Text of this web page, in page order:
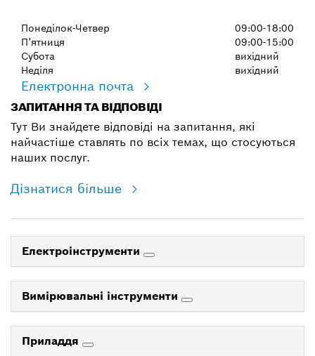
Понеділок-Четвер
П’ятниця
Субота
Неділя
09:00-18:00
09:00-15:00
вихідний
вихідний
Електронна почта
ЗАПИТАННЯ ТА ВІДПОВІДІ
Тут Ви знайдете відповіді на запитання, які
найчастіше ставлять по всіх темах, що стосуються
наших послуг.
Дізнатися більше
Електроінструменти
Вимірювальні інструменти
Приладдя